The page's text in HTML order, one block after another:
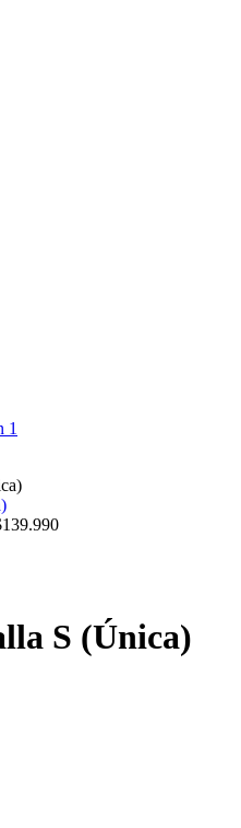
139.990
S (Única)